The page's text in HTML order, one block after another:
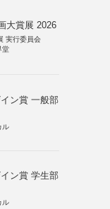
大賞展 2026
実行委員会
堂
ン賞 一般部
ル
ン賞 学生部
ル